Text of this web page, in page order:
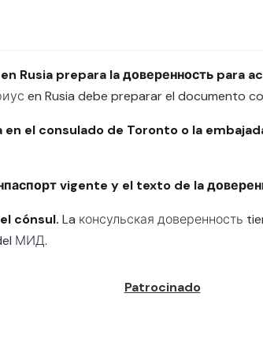
en Rusia prepara la доверенность para
en Rusia debe preparar el documento
en el consulado de Toronto o la
vigente y el texto de la
cónsul. La консульская доверенность
МИД.